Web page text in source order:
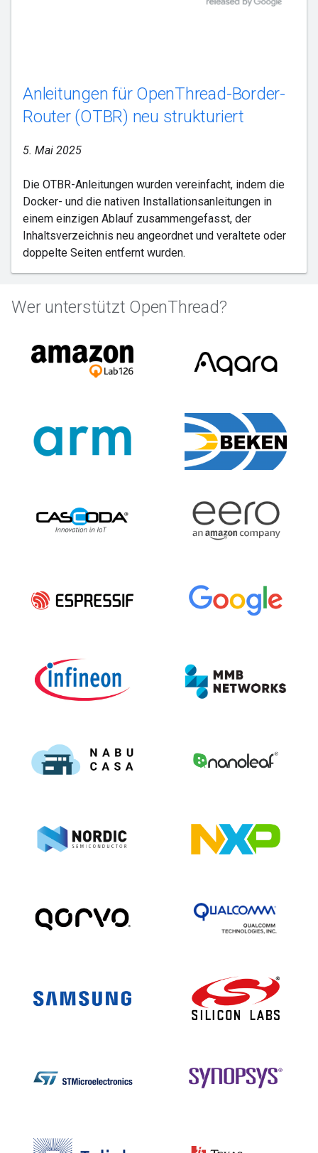
Anleitungen für OpenThread-Border-
Router (OTBR) neu strukturiert
5. Mai 2025
Die OTBR-Anleitungen wurden vereinfacht, indem die
Docker- und die nativen Installationsanleitungen in
einem einzigen Ablauf zusammengefasst, der
Inhaltsverzeichnis neu angeordnet und veraltete oder
doppelte Seiten entfernt wurden.
Wer unterstützt OpenThread?